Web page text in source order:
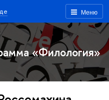
Меню
«Филология»